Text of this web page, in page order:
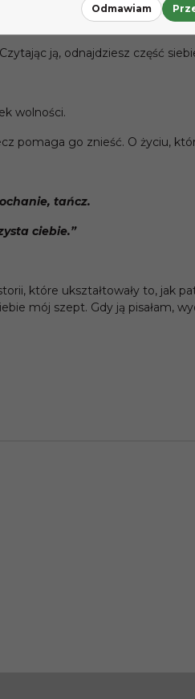
ją, odnajdziesz część
wolności.
pomaga go znieść. O życiu,
tańcz.
ciebie.”
które ukształtowały to, jak
mój szept. Gdy ją pisałam,
Odmawiam